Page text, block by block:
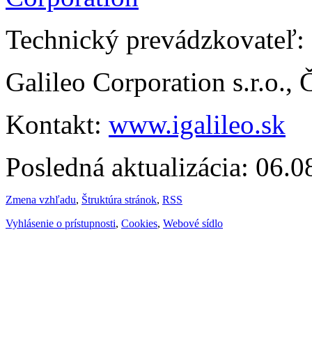
Technický prevádzkovateľ:
Galileo Corporation s.r.o.,
Kontakt: www.igalileo.sk
Posledná aktualizácia:
Zmena vzhľadu, Štruktúra stránok, RSS
Vyhlásenie o prístupnosti, Cookies, Webové sídlo